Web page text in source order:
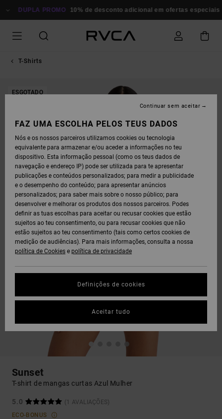
PARA DUPLA PROMO 10% de desconto adicional em ofertas especiais
T-Shirts
ESGOTADO
Sunset
T-shirt de mangas curtas Azul Mulher
5.0
(1 AVALIAÇÕES)
ECO-BONUS
FAZ UMA ESCOLHA PELOS TEUS DADOS
Nós e os nossos parceiros utilizamos cookies ou tecnologia
equivalente para armazenar e/ou aceder a informações no teu
dispositivo. Esta informação pessoal (como os teus dados de
navegação e endereço IP) pode ser utilizada para te apresentar
publicações e conteúdos personalizados; para medir a publicidade
e o desempenho do conteúdo; para apresentar anúncios
personalizados; para saber mais sobre o nosso público; para
desenvolver e melhorar os produtos dos nossos parceiros. Podes
definir as tuas escolhas para aceitar ou recusar cookies que estão
sujeitos ao teu consentimento, ou para recusar cookies que não
estão sujeitos ao teu consentimento (tais como certos cookies de
medição de audiências). Para mais informações, consulta a nossa
política de Cookies e política de privacidade
Definições de cookies
Continuar sem aceitar
Aceitar tudo